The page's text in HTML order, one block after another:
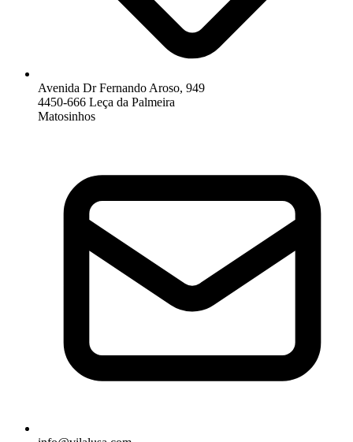
Avenida Dr Fernando Aroso, 949
4450-666 Leça da Palmeira
Matosinhos